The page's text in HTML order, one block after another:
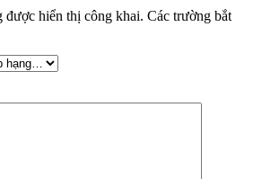
được hiển thị công khai. Các trường bắt